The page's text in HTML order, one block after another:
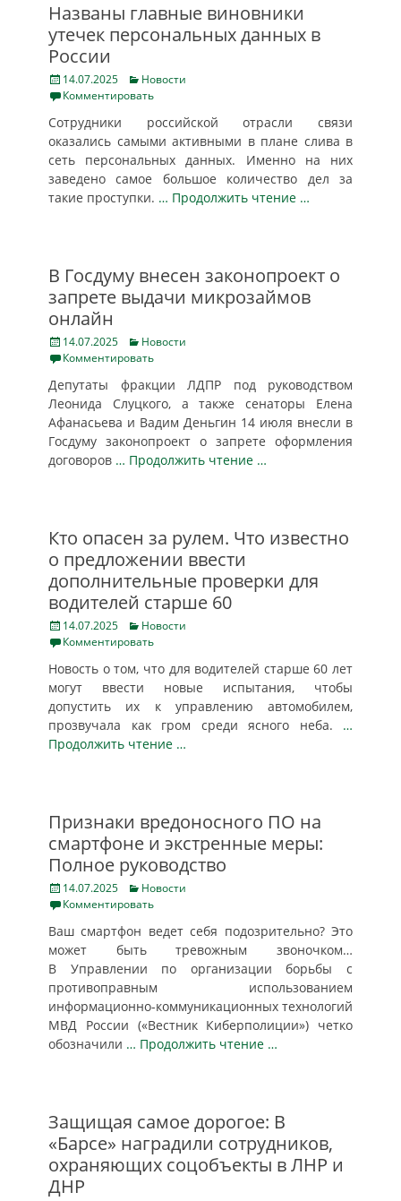
Названы главные виновники
утечек персональных данных в
России
Posted
on
14.07.2025 Categories
Новости
Комментировать
Сотрудники российской отрасли связи
оказались самыми активными в плане слива в
сеть персональных данных. Именно на них
заведено самое большое количество дел за
такие проступки. … Продолжить чтение …
В Госдуму внесен законопроект о
запрете выдачи микрозаймов
онлайн
Posted
on
14.07.2025 Categories
Новости
Комментировать
Депутаты фракции ЛДПР под руководством
Леонида Слуцкого, а также сенаторы Елена
Афанасьева и Вадим Деньгин 14 июля внесли в
Госдуму законопроект о запрете оформления
договоров … Продолжить чтение …
Кто опасен за рулем. Что известно
о предложении ввести
дополнительные проверки для
водителей старше 60
Posted
on
14.07.2025 Categories
Новости
Комментировать
Новость о том, что для водителей старше 60 лет
могут ввести новые испытания, чтобы
допустить их к управлению автомобилем,
прозвучала как гром среди ясного неба. …
Продолжить чтение …
Признаки вредоносного ПО на
смартфоне и экстренные меры:
Полное руководство
Posted
on
14.07.2025 Categories
Новости
Комментировать
Ваш смартфон ведет себя подозрительно? Это
может быть тревожным звоночком…
В Управлении по организации борьбы с
противоправным использованием
информационно-коммуникационных технологий
МВД России («Вестник Киберполиции») четко
обозначили … Продолжить чтение …
Защищая самое дорогое: В
«Барсе» наградили сотрудников,
охраняющих соцобъекты в ЛНР и
ДНР